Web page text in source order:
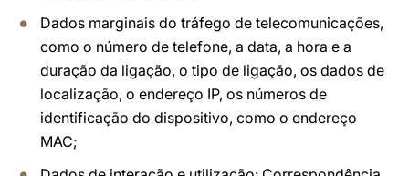
Dados marginais do tráfego de telecomunicações,
como o número de telefone, a data, a hora e a
duração da ligação, o tipo de ligação, os dados de
localização, o endereço IP, os números de
identificação do dispositivo, como o endereço
MAC;